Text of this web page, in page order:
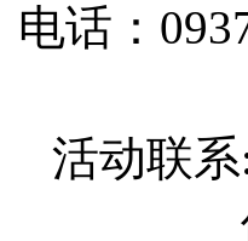
电话：
活动联系